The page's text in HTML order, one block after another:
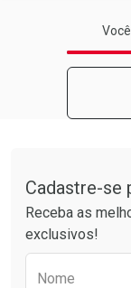
Laboratório
Por Menos
Cadastre-se
Receba as
exclusivos!
Nome